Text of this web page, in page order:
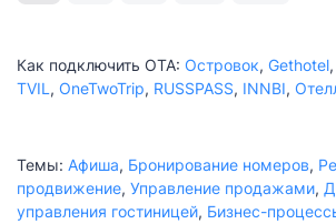
Как подключить ОТА: Островок, Gethotel,
TVIL , OneTwoTrip, RUSSPASS, INNBI,
Темы: Афиша, Бронирование номеров,
продвижение, Управление продажами,
управления гостиницей, Бизнес-